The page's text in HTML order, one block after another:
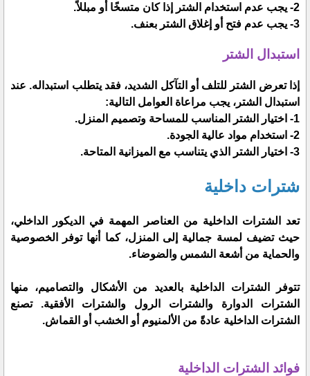
2- يجب عدم استخدام الشتر إذا كان متسخًا أو مبللاً.
3- يجب عدم فتح أو إغلاق الشتر بعنف.
استبدال الشتر
إذا تعرض الشتر للتلف أو التآكل الشديد، فقد يتطلب استبداله. عند
استبدال الشتر، يجب مراعاة العوامل التالية:
1- اختيار الشتر المناسب للمساحة وتصميم المنزل.
2- استخدام مواد عالية الجودة.
3- اختيار الشتر الذي يتناسب مع الميزانية المتاحة.
شترات داخلية
تعد الشترات الداخلية من العناصر المهمة في الديكور الداخلي،
حيث تضيف لمسة جمالية إلى المنزل، كما أنها توفر الخصوصية
والحماية من أشعة الشمس والضوضاء.
تتوفر الشترات الداخلية بالعديد من الأشكال والتصاميم، منها
الشترات الدوارة والشترات الرول والشترات الأفقية. تصنع
الشترات الداخلية عادةً من الألمنيوم أو الخشب أو القماش.
فوائد الشترات الداخلية